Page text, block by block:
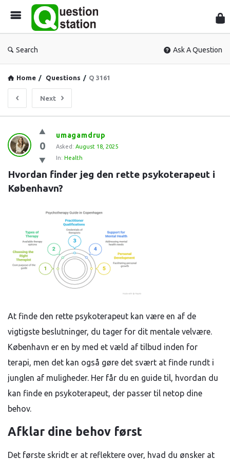
Search Ask A Question
Home / Questions / Q 3161
Next
Question
Station
Latest
Questions
0
umagamdrup
Asked: August 18, 2025
In: Health
Hvordan finder jeg den rette psykoterapeut i
København?
At finde den rette psykoterapeut kan være en af de
vigtigste beslutninger, du tager for dit mentale velvære.
København er en by med et væld af tilbud inden for
terapi, men det kan også gøre det svært at finde rundt i
junglen af muligheder. Her får du en guide til, hvordan du
kan finde en psykoterapeut, der passer til netop dine
behov.
Afklar dine behov først
Det første skridt er at reflektere over, hvad du ønsker at